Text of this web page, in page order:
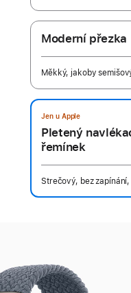
Moderní přezka
Měkký, jakoby
Jen u Apple
Pletený
řemínek
Strečový, bez zapínání,